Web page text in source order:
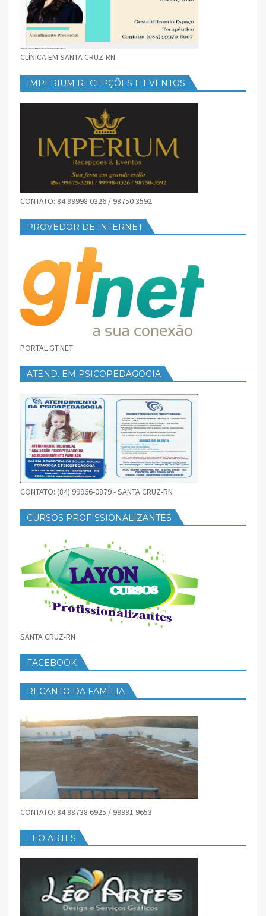
CLÍNICA EM SANTA CRUZ-RN
IMPERIUM RECEPÇÕES E EVENTOS
CONTATO: 84 99998 0326 / 98750 3592
PROVEDOR DE INTERNET
PORTAL GT.NET
ATEND. EM PSICOPEDAGOGIA
CONTATO: (84) 99966-0879 - SANTA CRUZ-RN
CURSOS PROFISSIONALIZANTES
SANTA CRUZ-RN
FACEBOOK
RECANTO DA FAMÍLIA
CONTATO: 84 98738 6925 / 99991 9653
LEO ARTES